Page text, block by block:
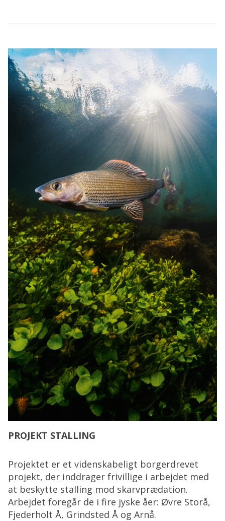
PROJEKT STALLING
Projektet er et videnskabeligt borgerdrevet
projekt, der inddrager frivillige i arbejdet med
at beskytte stalling mod skarvprædation.
Arbejdet foregår de i fire jyske åer: Øvre Storå,
Fjederholt Å, Grindsted Å og Arnå.